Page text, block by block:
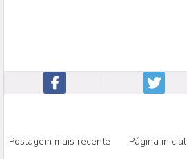
Postagem mais recente Página inicial